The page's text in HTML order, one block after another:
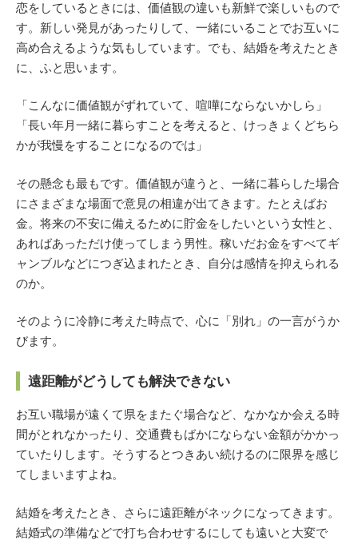
恋をしているときには、価値観の違いも新鮮で楽しいもので
す。新しい発見があったりして、一緒にいることでお互いに
高め合えるような気もしています。でも、結婚を考えたとき
に、ふと思います。
「こんなに価値観がずれていて、喧嘩にならないかしら」
「長い年月一緒に暮らすことを考えると、けっきょくどちら
かが我慢をすることになるのでは」
その懸念も最もです。価値観が違うと、一緒に暮らした場合
にさまざまな場面で意見の相違が出てきます。たとえばお
金。将来の不安に備えるために貯金をしたいという女性と、
あればあっただけ使ってしまう男性。稼いだお金をすべてギ
ャンブルなどにつぎ込まれたとき、自分は感情を抑えられる
のか。
そのように冷静に考えた時点で、心に「別れ」の一言がうか
びます。
遠距離がどうしても解決できない
お互い職場が遠くて県をまたぐ場合など、なかなか会える時
間がとれなかったり、交通費もばかにならない金額がかかっ
ていたりします。そうするとつきあい続けるのに限界を感じ
てしまいますよね。
結婚を考えたとき、さらに遠距離がネックになってきます。
結婚式の準備などで打ち合わせするにしても遠いと大変で